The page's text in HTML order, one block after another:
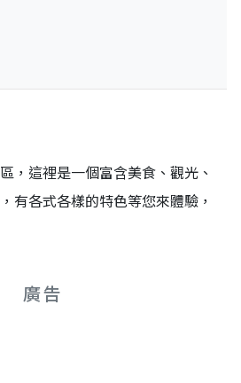
，這裡是一個富含美食、觀光、
有各式各樣的特色等您來體驗，
廣告